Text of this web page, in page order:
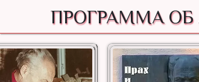
ПРОГРАММА ОБ